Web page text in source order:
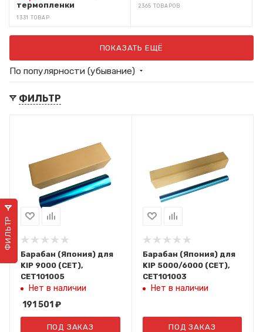
термопленки
1331 ТОВАР
2365 ТОВАРОВ
ПОКАЗАТЬ ЕЩЁ
По популярности (убывание)
ФИЛЬТР
Барабан (Япония) для
KIP 9000 (CET),
CET101005
Нет в наличии
191 501 ₽
ПОД ЗАКАЗ
Барабан (Япония) для
KIP 5000/6000 (CET),
CET101003
Нет в наличии
ПОД ЗАКАЗ
ФИЛЬТР